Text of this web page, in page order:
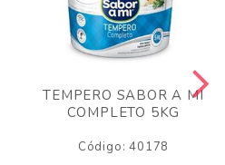
TEMPERO SABOR A MI
COMPLETO 5KG
Código: 40178